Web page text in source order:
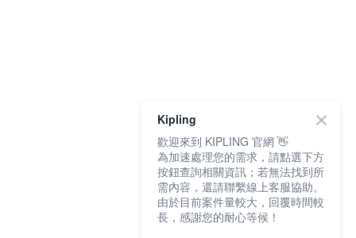
Kipling
歡迎來到 KIPLING 官網 👋
為加速處理您的需求，請點選下方
按鈕查詢相關資訊；若無法找到所
需內容，還請聯繫線上客服協助。
由於目前案件量較大，回覆時間較
長，感謝您的耐心等候！